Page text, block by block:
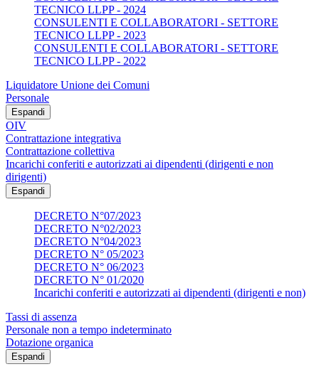
TECNICO LLPP - 2024
CONSULENTI E COLLABORATORI - SETTORE
TECNICO LLPP - 2023
CONSULENTI E COLLABORATORI - SETTORE
TECNICO LLPP - 2022
Liquidatore Unione dei Comuni
Personale
Espandi
OIV
Contrattazione integrativa
Contrattazione collettiva
Incarichi conferiti e autorizzati ai dipendenti (dirigenti e non
dirigenti)
Espandi
DECRETO N°07/2023
DECRETO N°02/2023
DECRETO N°04/2023
DECRETO N° 05/2023
DECRETO N° 06/2023
DECRETO N° 01/2020
Incarichi conferiti e autorizzati ai dipendenti (dirigenti e non)
Tassi di assenza
Personale non a tempo indeterminato
Dotazione organica
Espandi